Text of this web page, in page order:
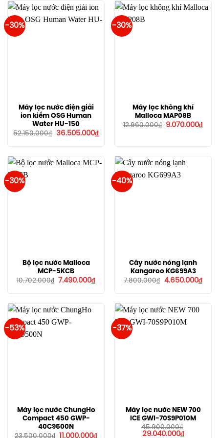
-30%
Máy lọc nước điện giải
ion kiềm OSG Human
Water HU-150
52.150.000₫
Giá
36.505.000₫Giá
hiện
36.505.000₫.
-30%
Máy lọc không khí
Malloca MAP08B
12.960.000₫
Giá
9.070.000₫Giá
hiện
-30%
Bộ lọc nước Malloca
MCP-5KCB
10.702.000₫ Giá
7.490.000₫Giá
hiện
7.490.000₫.
-40%
Cây nước nóng lạnh
Kangaroo KG699A3
7.800.000₫
Giá
4.650.000₫Giá
hiện
-53%
Máy lọc nước ChungHo
Compact 450 GWP-
40C9500N
23.500.000₫ Giá
11.000.000₫Giá
-37%
Máy lọc nước NEW 700
ICE GWI-70S9P010M
45.900.000₫
Giá
29.040.000₫Giá